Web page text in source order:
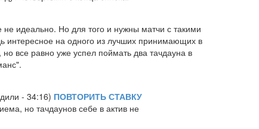
идеально. Но для того и нужны матчи с такими
интересное на одного из лучших принимающих в
все равно уже успел поймать два тачдауна в
- 34:16) ПОВТОРИТЬ СТАВКУ
но тачдаунов себе в актив не